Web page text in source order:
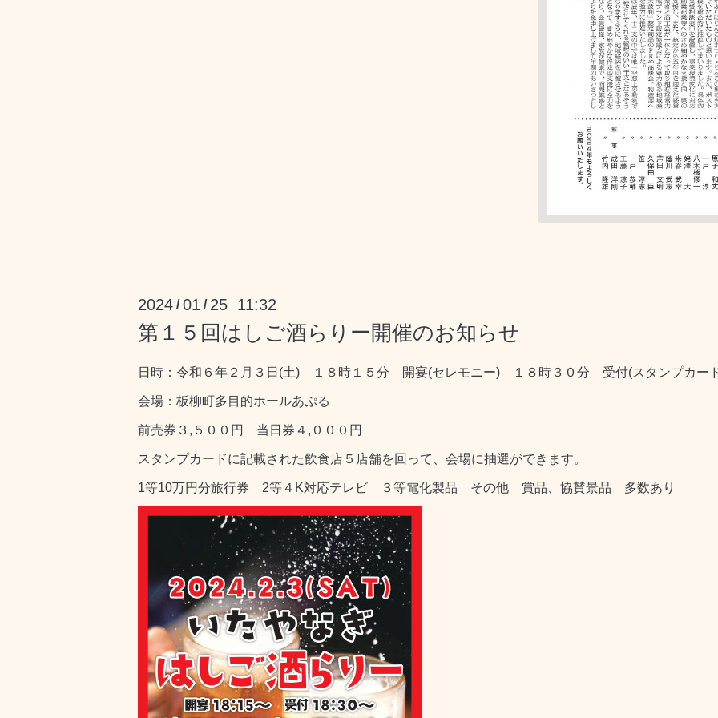
2024 /01 / 25 11:32
第１５回はしご酒らりー開催のお知らせ
日時：令和６年２月３日(土) １８時１５分 開宴(セレモニー) １８時３０分 受付(スタンプカー
会場：板柳町多目的ホールあぷる
前売券３,５００円 当日券４,０００円
スタンプカードに記載された飲食店５店舗を回って、会場に抽選ができます。
1等10万円分旅行券 2等４K対応テレビ ３等電化製品 その他 賞品、協賛景品 多数あり